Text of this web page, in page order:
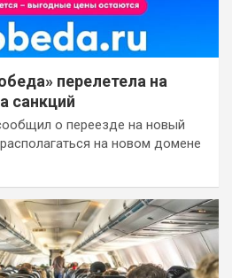
перелетела на
санкций
о переезде на новый
на новом домене